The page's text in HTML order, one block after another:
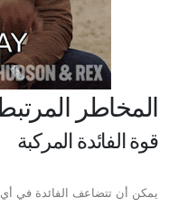
المخاطر
قوة الفائدة المركبة
يمكن أن تتضاعف الفائدة في